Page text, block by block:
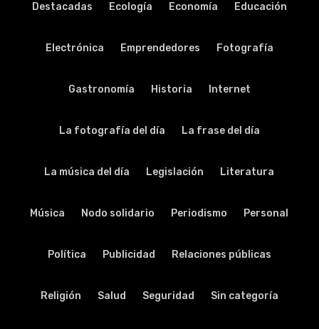
Destacadas Ecología Economía Educación
Electrónica Emprendedores Fotografía
Gastronomía Historia Internet
La fotografía del día La frase del día
La música del día Legislación Literatura
Música Nodo solidario Periodismo Personal
Política Publicidad Relaciones públicas
Religión Salud Seguridad Sin categoría